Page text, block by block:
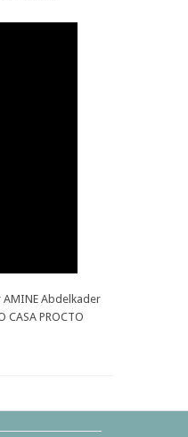
الكبد
Abdelkader
CASA PROCTO